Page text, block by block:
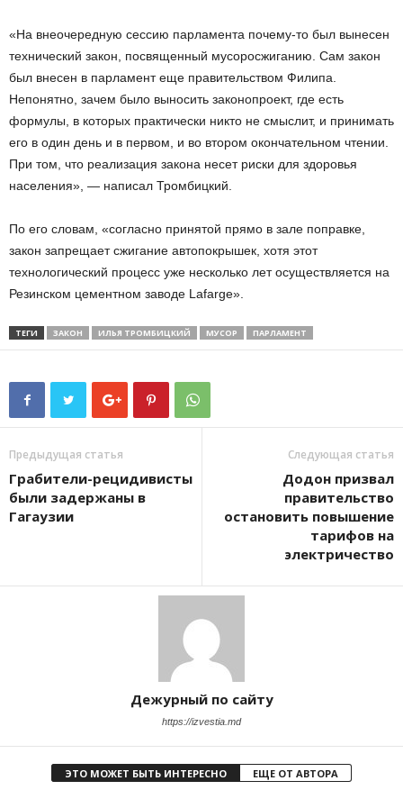
«На внеочередную сессию парламента почему-то был вынесен
технический закон, посвященный мусоросжиганию. Сам закон
был внесен в парламент еще правительством Филипа.
Непонятно, зачем было выносить законопроект, где есть
формулы, в которых практически никто не смыслит, и принимать
его в один день и в первом, и во втором окончательном чтении.
При том, что реализация закона несет риски для здоровья
населения», — написал Тромбицкий.
По его словам, «согласно принятой прямо в зале поправке,
закон запрещает сжигание автопокрышек, хотя этот
технологический процесс уже несколько лет осуществляется на
Резинском цементном заводе Lafarge».
ТЕГИ ЗАКОН ИЛЬЯ ТРОМБИЦКИЙ МУСОР ПАРЛАМЕНТ
Предыдущая статья
Грабители-рецидивисты
были задержаны в
Гагаузии
Следующая статья
Додон призвал
правительство
остановить повышение
тарифов на
электричество
Дежурный по сайту
https://izvestia.md
ЭТО МОЖЕТ БЫТЬ ИНТЕРЕСНО ЕЩЕ ОТ АВТОРА